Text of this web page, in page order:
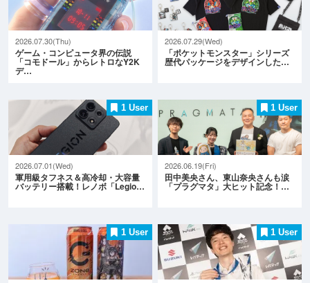
2026.07.30(Thu)
ゲーム・コンピュータ界の伝説
「コモドール」からレトロなY2K
デ…
2026.07.29(Wed)
「ポケットモンスター」シリーズ
歴代パッケージをデザインした…
1 User
2026.07.01(Wed)
軍用級タフネス＆高冷却・大容量
バッテリー搭載！レノボ「Legio…
1 User
2026.06.19(Fri)
田中美央さん、東山奈央さんも涙
「プラグマタ」大ヒット記念！…
1 User 1 User